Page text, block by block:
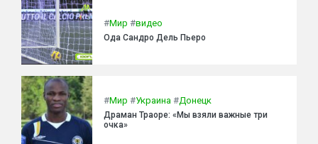
#Мир #видео
Ода Сандро Дель Пьеро
#Мир #Украина #Донецк
Драман Траоре: «Мы взяли важные три
очка»